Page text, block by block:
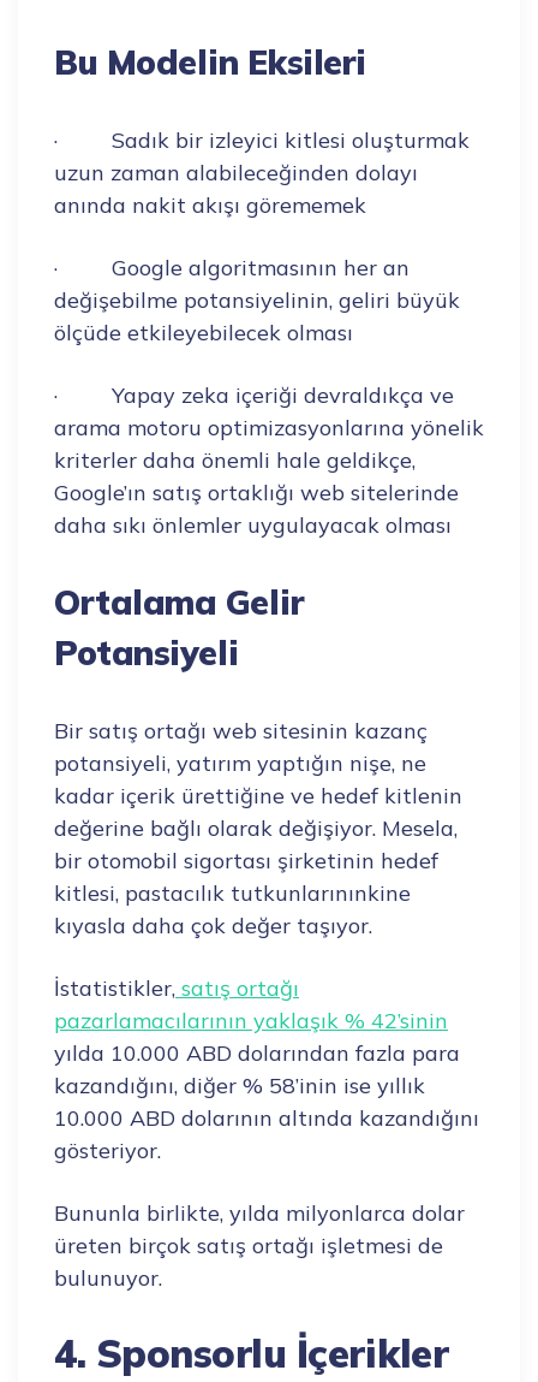
Bu Modelin Eksileri
· Sadık bir izleyici kitlesi oluşturmak
uzun zaman alabileceğinden dolayı
anında nakit akışı görememek
· Google algoritmasının her an
değişebilme potansiyelinin, geliri büyük
ölçüde etkileyebilecek olması
· Yapay zeka içeriği devraldıkça ve
arama motoru optimizasyonlarına yönelik
kriterler daha önemli hale geldikçe,
Google’ın satış ortaklığı web sitelerinde
daha sıkı önlemler uygulayacak olması
Ortalama Gelir
Potansiyeli
Bir satış ortağı web sitesinin kazanç
potansiyeli, yatırım yaptığın nişe, ne
kadar içerik ürettiğine ve hedef kitlenin
değerine bağlı olarak değişiyor. Mesela,
bir otomobil sigortası şirketinin hedef
kitlesi, pastacılık tutkunlarınınkine
kıyasla daha çok değer taşıyor.
İstatistikler, satış ortağı
pazarlamacılarının yaklaşık % 42’sinin
yılda 10.000 ABD dolarından fazla para
kazandığını, diğer % 58’inin ise yıllık
10.000 ABD dolarının altında kazandığını
gösteriyor.
Bununla birlikte, yılda milyonlarca dolar
üreten birçok satış ortağı işletmesi de
bulunuyor.
4. Sponsorlu İçerikler